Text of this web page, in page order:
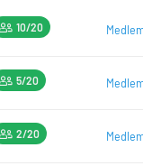
erfaring fra anden
begivenheden 48 timer før
til alle baner ved opstart.
mulighed for at blive lidt
som er inkluderet i prisen
10/20
5/20
2/20